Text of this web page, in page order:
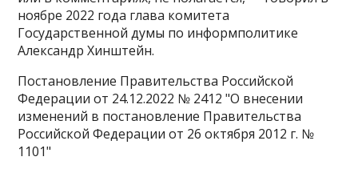
ноябре 2022 года глава комитета
Государственной думы по информполитике
Александр Хинштейн.
Постановление Правительства Российской
Федерации от 24.12.2022 № 2412 "О внесении
изменений в постановление Правительства
Российской Федерации от 26 октября 2012 г. №
1101"